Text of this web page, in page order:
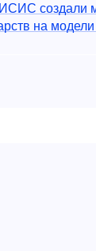
создали
на